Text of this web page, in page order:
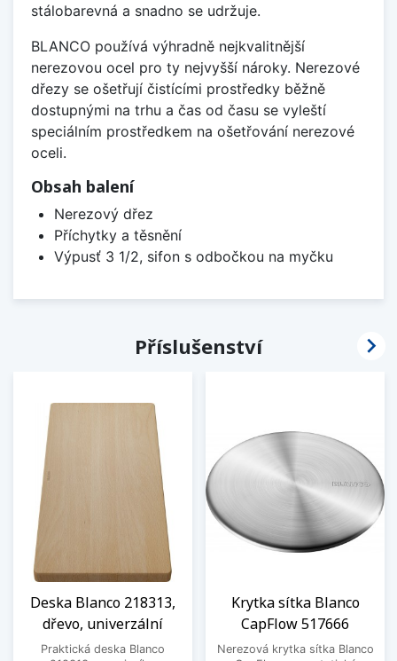
stálobarevná a snadno se udržuje.
BLANCO používá výhradně nejkvalitnější
nerezovou ocel pro ty nejvyšší nároky. Nerezové
dřezy se ošetřují čistícími prostředky běžně
dostupnými na trhu a čas od času se vyleští
speciálním prostředkem na ošetřování nerezové
oceli.
Obsah balení
Nerezový dřez
Příchytky a těsnění
Výpusť 3 1/2, sifon s odbočkou na myčku
Příslušenství
Deska Blanco 218313,
dřevo, univerzální
Praktická deska Blanco
Krytka sítka Blanco
CapFlow 517666
Nerezová krytka sítka Blanco
